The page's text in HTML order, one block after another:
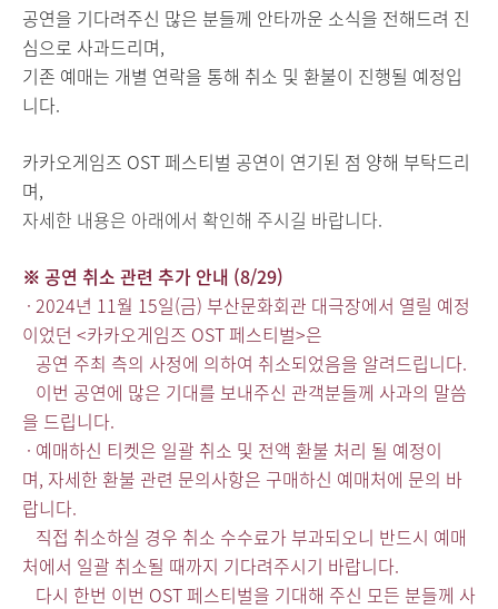
공연을 기다려주신 많은 분들께 안타까운 소식을 전해드려 진
심으로 사과드리며,
기존 예매는 개별 연락을 통해 취소 및 환불이 진행될 예정입
니다.
카카오게임즈 OST 페스티벌 공연이 연기된 점 양해 부탁드리
며,
자세한 내용은 아래에서 확인해 주시길 바랍니다.
※ 공연 취소 관련 추가 안내 (8/29)
· 2024년 11월 15일(금) 부산문화회관 대극장에서 열릴 예정
이었던 <카카오게임즈 OST 페스티벌>은
공연 주최 측의 사정에 의하여 취소되었음을 알려드립니다.
이번 공연에 많은 기대를 보내주신 관객분들께 사과의 말씀
을 드립니다.
· 예매하신 티켓은 일괄 취소 및 전액 환불 처리 될 예정이
며, 자세한 환불 관련 문의사항은 구매하신 예매처에 문의 바
랍니다.
직접 취소하실 경우 취소 수수료가 부과되오니 반드시 예매
처에서 일괄 취소될 때까지 기다려주시기 바랍니다.
다시 한번 이번 OST 페스티벌을 기대해 주신 모든 분들께 사